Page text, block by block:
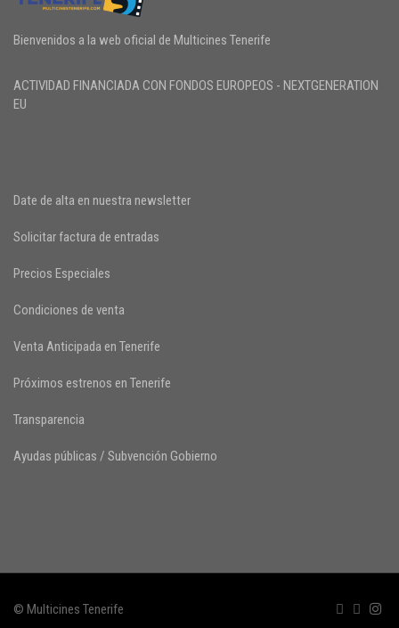
Bienvenidos a la web oficial de Multicines Tenerife
ACTIVIDAD FINANCIADA CON FONDOS EUROPEOS - NEXTGENERATION
EU
Date de alta en nuestra newsletter
Solicitar factura de entradas
Precios Especiales
Condiciones de venta
Venta Anticipada en Tenerife
Próximos estrenos en Tenerife
Transparencia
Ayudas públicas / Subvención Gobierno
© Multicines Tenerife